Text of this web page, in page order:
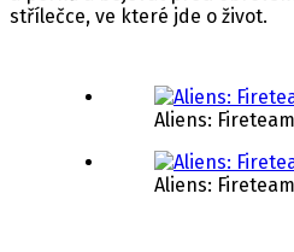
střílečce, ve které jde o život.
Aliens:
Aliens: